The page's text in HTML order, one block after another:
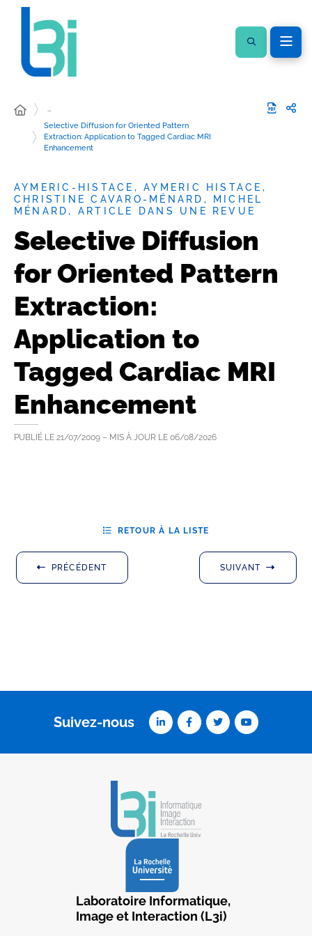
…
Selective Diffusion for Oriented Pattern
Extraction: Application to Tagged Cardiac MRI
Enhancement
AYMERIC-HISTACE, AYMERIC HISTACE,
CHRISTINE CAVARO-MÉNARD, MICHEL
MÉNARD, ARTICLE DANS UNE REVUE
Selective Diffusion
for Oriented Pattern
Extraction:
Application to
Tagged Cardiac MRI
Enhancement
PUBLIÉ LE 21/07/2009 – MIS À JOUR LE 06/08/2026
PRÉCÉDENT
RETOUR À LA LISTE
SUIVANT
Suivez-nous
Laboratoire Informatique,
Image et Interaction (L3i)